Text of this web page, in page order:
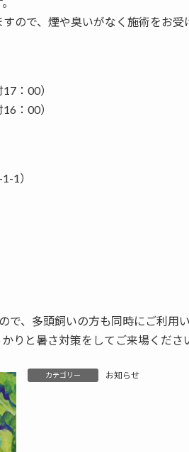
ので、煙や臭いがなく施術をお受
：00）
：00）
1）
で、多頭飼いの方も同時にご利用
りと暑さ対策をしてご来場くださ
カテゴリー お知らせ